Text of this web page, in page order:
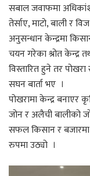
सबाल जवाफमा
तेर्साए, माटो, बाली र
अनुसन्धान केन्द्रमा
चयन गरेका श्रोत
विस्तारित हुने तर पोखरा
सघन बार्ता भए ।
पोखरामा केन्द्र
जोन र अलैची बालीको
सफल किसान र
रुपमा उठ्यो ।